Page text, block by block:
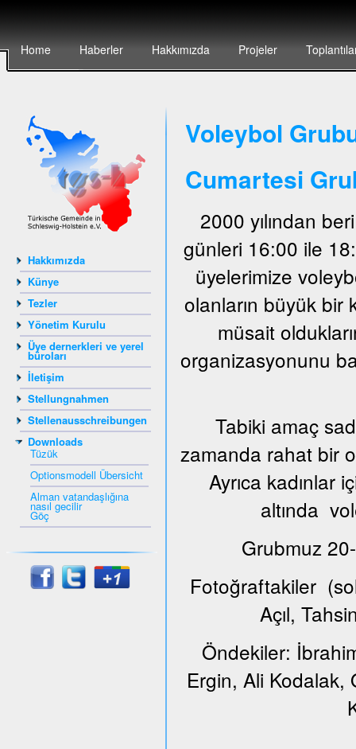
Home Haberler Hakkımızda Projeler
Hakkımızda
Künye
Tezler
Yönetim Kurulu
Üye dernerkleri ve yerel
büroları
İletişim
Stellungnahmen
Stellenausschreibungen
Downloads
Tüzük
Optionsmodell Übersicht
Alman vatandaşlığına
nasıl gecilir
Göç
Voleybol
Cumartesi
2000 yılından
günleri 16:00 ile
üyelerimize
olanların büyük bir
müsait
organizasyonunu
Tabiki amaç
zamanda rahat bir
Ayrıca kadınlar
altında
Grubmuz
Fotoğraftakiler
Açıl,
Öndekiler:
Ergin, Ali Kodalak,